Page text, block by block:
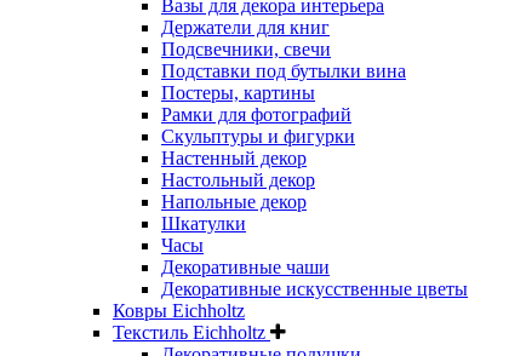
Вазы для декора интерьера
Держатели для книг
Подсвечники, свечи
Подставки под бутылки вина
Постеры, картины
Рамки для фотографий
Скульптуры и фигурки
Настенный декор
Настольный декор
Напольные декор
Шкатулки
Часы
Декоративные чаши
Декоративные искусственные цветы
Ковры Eichholtz
Текстиль Eichholtz